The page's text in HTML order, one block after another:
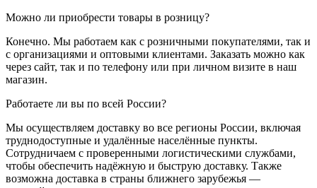
Можно ли приобрести товары в розницу?
Конечно. Мы работаем как с розничными покупателями, так и
с организациями и оптовыми клиентами. Заказать можно как
через сайт, так и по телефону или при личном визите в наш
магазин.
Работаете ли вы по всей России?
Мы осуществляем доставку во все регионы России, включая
труднодоступные и удалённые населённые пункты.
Сотрудничаем с проверенными логистическими службами,
чтобы обеспечить надёжную и быструю доставку. Также
возможна доставка в страны ближнего зарубежья —